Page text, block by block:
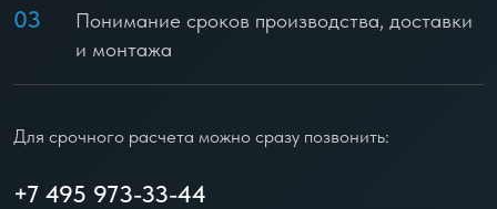
03
Понимание сроков производства, доставки
и монтажа
Для срочного расчета можно сразу позвонить:
+7 495 973-33-44